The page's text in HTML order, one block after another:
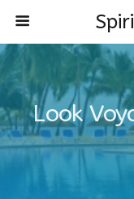
Look